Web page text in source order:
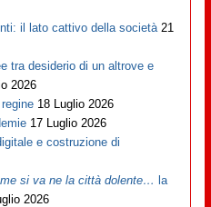
il lato cattivo della società 21
tra desiderio di un altrove e
2026
18 Luglio 2026
17 Luglio 2026
e costruzione di
si va ne la città dolente… la
2026